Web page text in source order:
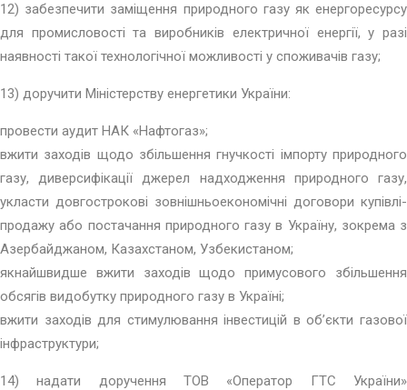
12) забезпечити заміщення природного газу як енергоресурсу
для промисловості та виробників електричної енергії, у разі
наявності такої технологічної можливості у споживачів газу;
13) доручити Міністерству енергетики України:
провести аудит НАК «Нафтогаз»;
вжити заходів щодо збільшення гнучкості імпорту природного
газу, диверсифікації джерел надходження природного газу,
укласти довгострокові зовнішньоекономічні договори купівлі-
продажу або постачання природного газу в Україну, зокрема з
Азербайджаном, Казахстаном, Узбекистаном;
якнайшвидше вжити заходів щодо примусового збільшення
обсягів видобутку природного газу в Україні;
вжити заходів для стимулювання інвестицій в об’єкти газової
інфраструктури;
14) надати доручення ТОВ «Оператор ГТС України»